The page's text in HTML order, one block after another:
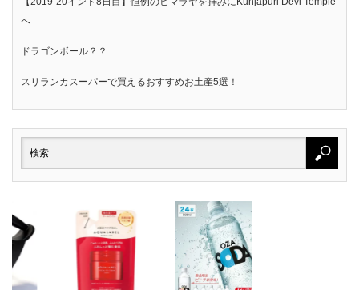
へ
ドラゴンボール？？
スリランカスーパーで買えるおすすめお土産5選！